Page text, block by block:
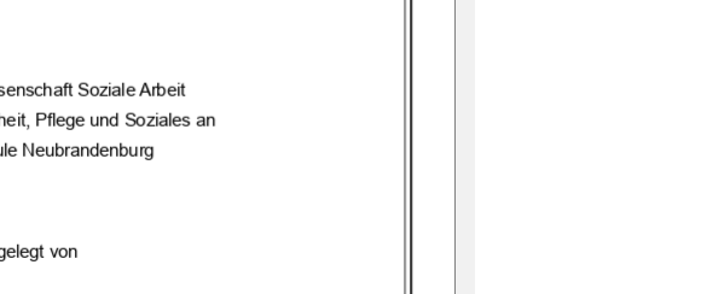
Soziale Arbeit
Pflege und Soziales an
Neubrandenburg
t von